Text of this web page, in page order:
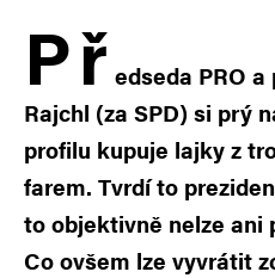
Př edseda PRO
Rajchl (za SPD) si prý
profilu kupuje lajky z
farem. Tvrdí to
to objektivně nelze ani
Co ovšem lze vyvrátit